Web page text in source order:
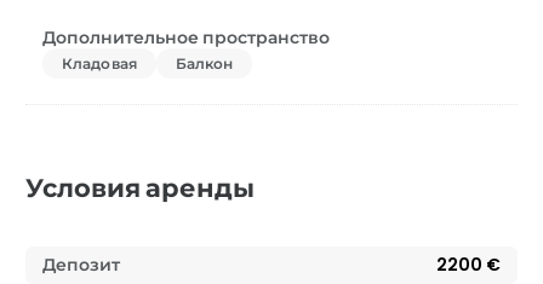
Дополнительное пространство
Кладовая Балкон
Условия аренды
Депозит
2200 €